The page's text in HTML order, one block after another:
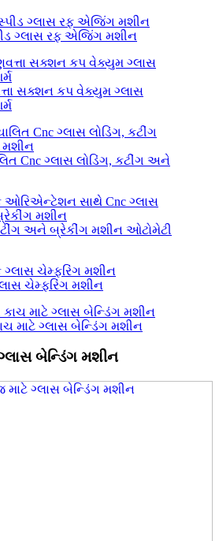
ગ્લાસ રફ એજિંગ મશીન
સક્શન કપ વેક્યુમ ગ્લાસ
Cnc ગ્લાસ લોડિંગ, કટીંગ અને
અને બ્રેકીંગ મશીન ઓટોમેટી
ચેમ્ફરિંગ મશીન
માટે ગ્લાસ બેન્ડિંગ મશીન
બેન્ડિંગ મશીન